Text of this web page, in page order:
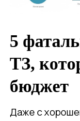
5
ТЗ,
бюджет
Даже с